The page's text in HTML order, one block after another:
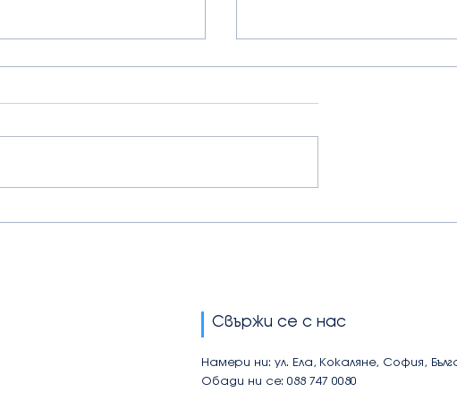
Свържи се с нас
Намери ни: ул. Ела, Кокаляне, София,
Обади ни се: 088 747 0080